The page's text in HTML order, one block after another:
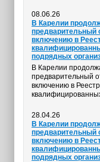
08.06.26
В Карелии
предварительный
включению в
подрядных
В Карелии
предварительный
включению в Реестр
28.04.26
В Карелии
предварительный
включению в
подрядных